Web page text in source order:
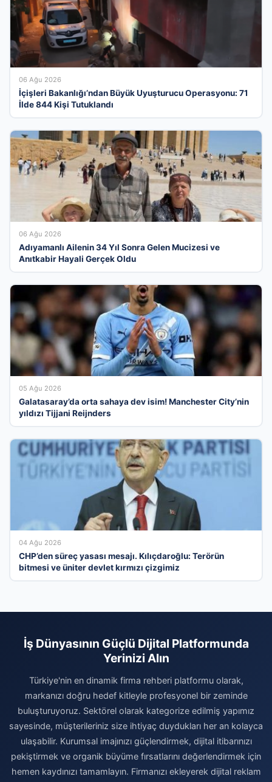
06 Ağu 2026
İçişleri Bakanlığı’ndan Büyük Uyuşturucu Operasyonu: 71
İlde 844 Kişi Tutuklandı
06 Ağu 2026
Adıyamanlı Ailenin 34 Yıl Sonra Gelen Mucizesi ve
Anıtkabir Hayali Gerçek Oldu
05 Ağu 2026
Galatasaray’da orta sahaya dev isim! Manchester City’nin
yıldızı Tijjani Reijnders
04 Ağu 2026
CHP’den süreç yasası mesajı. Kılıçdaroğlu: Terörün
bitmesi ve üniter devlet kırmızı çizgimiz
İş Dünyasının Güçlü Dijital Platformunda
Yerinizi Alın
Türkiye'nin en dinamik firma rehberi platformu olarak,
markanızı doğru hedef kitleyle profesyonel bir zeminde
buluşturuyoruz. Sektörel olarak kategorize edilmiş yapımız
sayesinde, müşterileriniz size ihtiyaç duydukları her an kolayca
ulaşabilir. Kurumsal imajınızı güçlendirmek, dijital itibarınızı
pekiştirmek ve organik büyüme fırsatlarını değerlendirmek için
hemen kaydınızı tamamlayın. Firmanızı ekleyerek dijital reklam